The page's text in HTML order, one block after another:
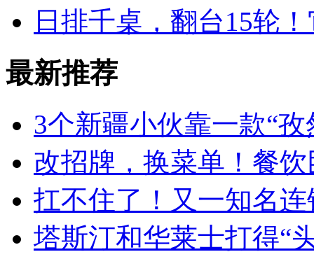
日排千桌，翻台15轮
最新推荐
3个新疆小伙靠一款“
改招牌，换菜单！餐
扛不住了！又一知名
塔斯汀和华莱士打得“